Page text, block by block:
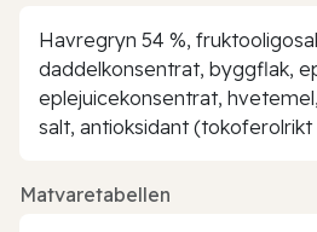
Havregryn 54 %,
daddelkonsentrat, byggflak,
eplejuicekonsentrat,
salt, antioksidant (tokoferolrikt
Matvaretabellen